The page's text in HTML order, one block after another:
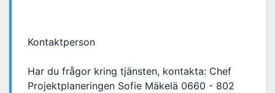
Kontaktperson
Har du frågor kring tjänsten, kontakta: Chef
Projektplaneringen Sofie Mäkelä 0660 - 802